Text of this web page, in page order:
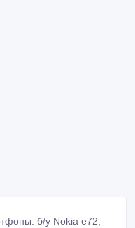
б/у Nokia e72,